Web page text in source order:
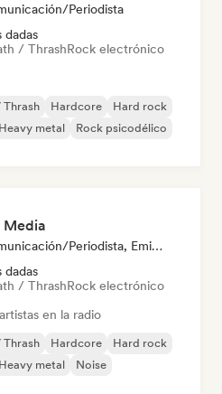
Periodista
dadas
/ ThrashRock electrónico
Thrash Hardcore
Hard rock
metal
Rock psicodélico
Media
Medios De Comunicación/Periodista, Emisoras De Radio
dadas
/ ThrashRock electrónico
en la radio
Thrash Hardcore
Hard rock
metal
Noise